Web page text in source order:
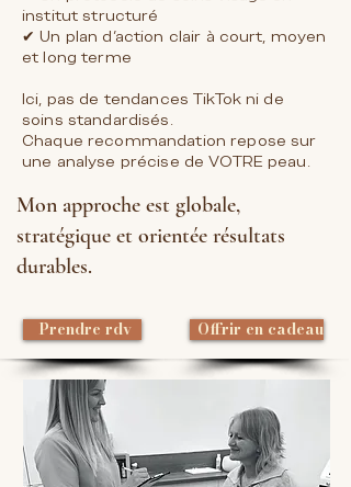
institut structuré
✔ Un plan d’action clair à court, moyen
et long terme
Ici, pas de tendances TikTok ni de
soins standardisés.
Chaque recommandation repose sur
une analyse précise de VOTRE peau.
Mon approche est globale,
stratégique et orientée résultats
durables.
Prendre rdv Offrir en cadeau